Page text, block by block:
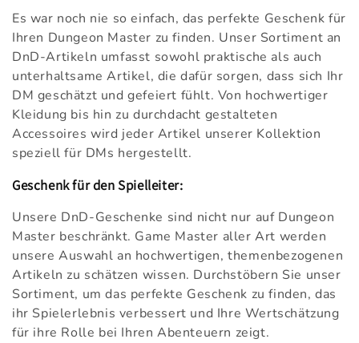
Es war noch nie so einfach, das perfekte Geschenk für
Ihren Dungeon Master zu finden. Unser Sortiment an
DnD-Artikeln umfasst sowohl praktische als auch
unterhaltsame Artikel, die dafür sorgen, dass sich Ihr
DM geschätzt und gefeiert fühlt. Von hochwertiger
Kleidung bis hin zu durchdacht gestalteten
Accessoires wird jeder Artikel unserer Kollektion
speziell für DMs hergestellt.
Geschenk für den Spielleiter:
Unsere DnD-Geschenke sind nicht nur auf Dungeon
Master beschränkt. Game Master aller Art werden
unsere Auswahl an hochwertigen, themenbezogenen
Artikeln zu schätzen wissen. Durchstöbern Sie unser
Sortiment, um das perfekte Geschenk zu finden, das
ihr Spielerlebnis verbessert und Ihre Wertschätzung
für ihre Rolle bei Ihren Abenteuern zeigt.